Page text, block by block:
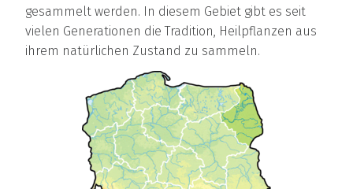
gesammelt werden. In diesem Gebiet gibt es seit
vielen Generationen die Tradition, Heilpflanzen aus
ihrem natürlichen Zustand zu sammeln.